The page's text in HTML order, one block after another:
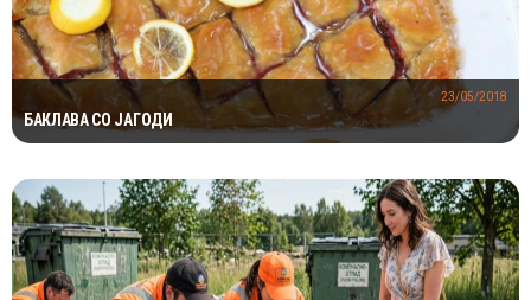
БАКЛАВА СО ЈАГОДИ
23/05/2018